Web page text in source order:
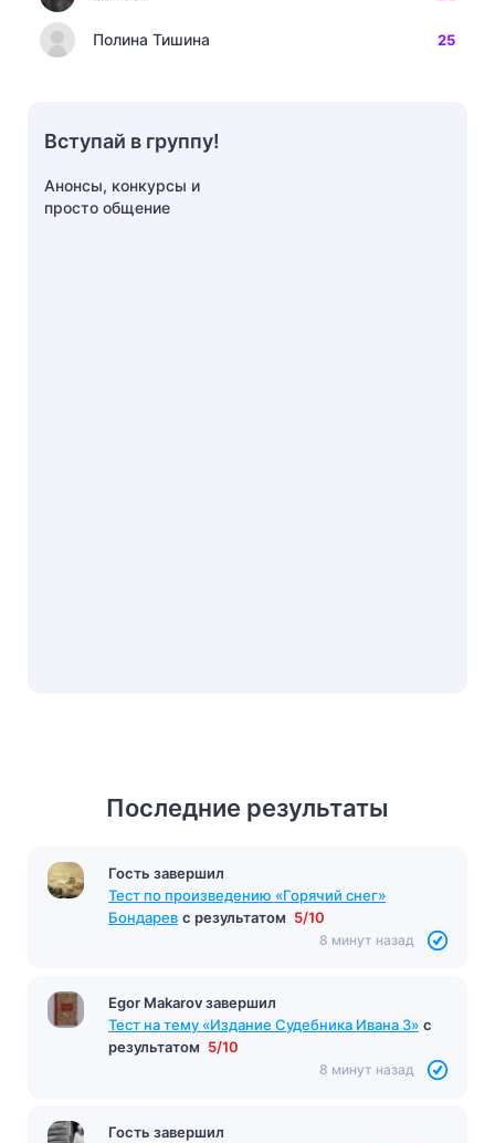
Последние результаты
Гость завершил
Тест по произведению «Айвенго» Скотт
результатом 10/13
8 минут назад
Гость завершил
Тест по произведению «Горячий снег»
Бондарев с результатом
8 минут назад
Egor Makarov завершил
Полина Тишина 25
Вступай в группу!
Анонсы, конкурсы и
просто общение